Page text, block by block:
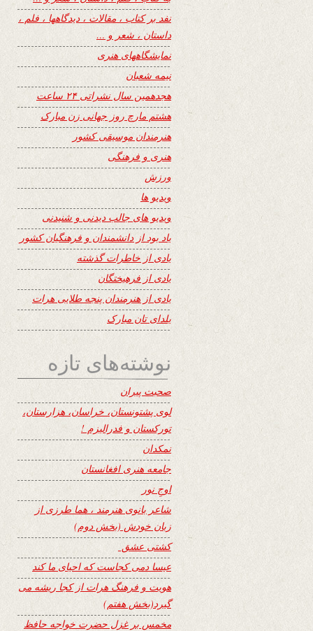
نفد بر کتاب ، مقالات ، دیدگاهها ، فلم ،
داستان ، شعر و …
نمایشگاههای هنری
نیمه شعبان
هجدهمین سال نشراتی ۲۴ ساعت
هشتم مارچ روز جهانی زن مبارک
هنرمندان موسیقی کشور
هنری و فرهنگی
ورزش
ویدیو ها
ویدیو های جالب دیدنی و شنیدنی
یاد بود از دانشمندان و فرهنگیان کشور
یادی از خاطرات گذشته
یادی از فرهیختگان
یادی از هنرمندان پنجه طلایی هرات
یلدای تان مبارک
نوشته‌های تازه
صحبت پیران
لوی پشتونستان، خراسان، هزارستان،
تورکستان و فدرالیزم !
نمکدان
جامعه هنری افغانستان
اوجِ نور
شاعر بانوی هنرمند ، هما طرزی از
زبان خودش (بخش دوم)
کشتی عشق
عیسا دمی کجاست که احیای ما کند
هویت و فرهنگ هرات از کجا ریشه می
گیرد(بخش هفتم)
مخمس بر غزل حضرت خواجه حافظ